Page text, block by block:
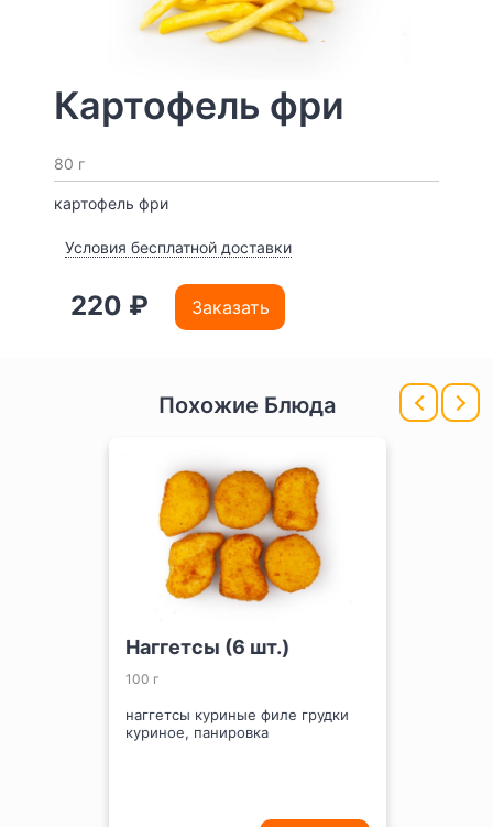
Картофель фри
80 г
картофель фри
Условия бесплатной доставки
220 ₽ Заказать
Похожие Блюда
Наггетсы (6 шт.)
100 г
наггетсы куриные филе грудки
куриное, панировка